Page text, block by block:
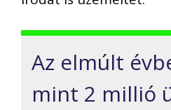
Az elmúlt
mint 2 millió